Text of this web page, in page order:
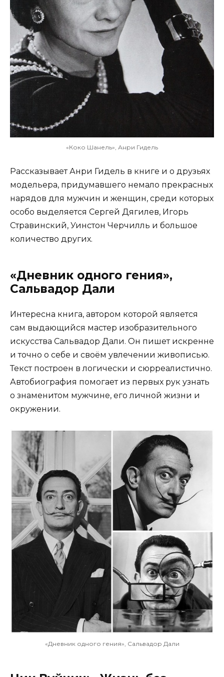
«Коко Шанель», Анри Гидель
Рассказывает Анри Гидель в книге и о друзьях
модельера, придумавшего немало прекрасных
нарядов для мужчин и женщин, среди которых
особо выделяется Сергей Дягилев, Игорь
Стравинский, Уинстон Черчилль и большое
количество других.
«Дневник одного гения»,
Сальвадор Дали
Интересна книга, автором которой является
сам выдающийся мастер изобразительного
искусства Сальвадор Дали. Он пишет искренне
и точно о себе и своём увлечении живописью.
Текст построен в логически и сюрреалистично.
Автобиография помогает из первых рук узнать
о знаменитом мужчине, его личной жизни и
окружении.
«Дневник одного гения», Сальвадор Дали